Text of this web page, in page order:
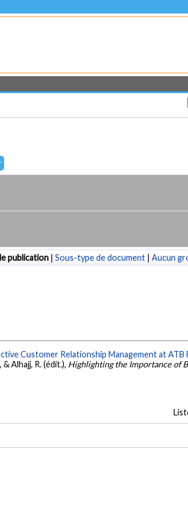
publication | Sous-type de document | Aucun
Customer Relationship Management at ATB
Alhajj, R. (édit.), Highlighting the Importance of